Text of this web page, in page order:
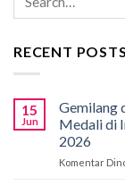
RECENT POSTS
15
Jun
Gemilang
Medali di
2026
Komentar